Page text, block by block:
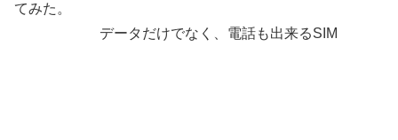
てみた。
データだけでなく、電話も出来るSIM